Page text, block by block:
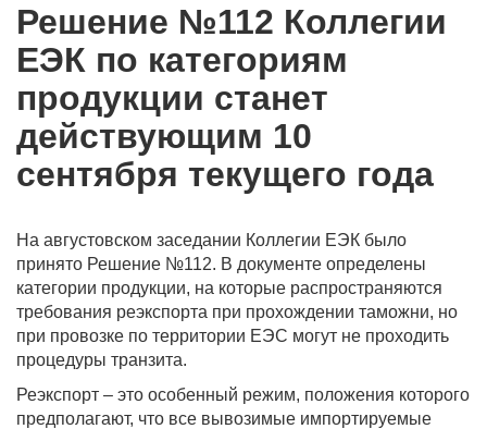
Решение №112 Коллегии
ЕЭК по категориям
продукции станет
действующим 10
сентября текущего года
На августовском заседании Коллегии ЕЭК было
принято Решение №112. В документе определены
категории продукции, на которые распространяются
требования реэкспорта при прохождении таможни, но
при провозке по территории ЕЭС могут не проходить
процедуры транзита.
Реэкспорт – это особенный режим, положения которого
предполагают, что все вывозимые импортируемые